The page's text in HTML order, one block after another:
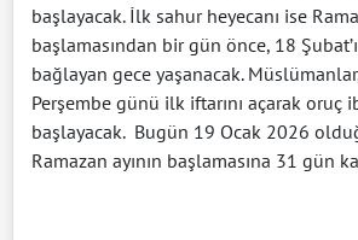
başlayacak. İlk sahur heyecanı ise
başlamasından bir gün önce, 18
bağlayan gece yaşanacak.
Perşembe günü ilk iftarını açarak oruç
başlayacak. Bugün 19 Ocak 2026
Ramazan ayının başlamasına 31 gün